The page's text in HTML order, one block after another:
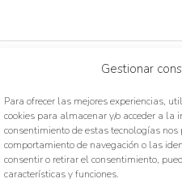
Gestionar
Para ofrecer las mejores experiencias,
cookies para almacenar y/o acceder a
consentimiento de estas tecnologías
comportamiento de navegación o las
consentir o retirar el consentimiento,
características y funciones.